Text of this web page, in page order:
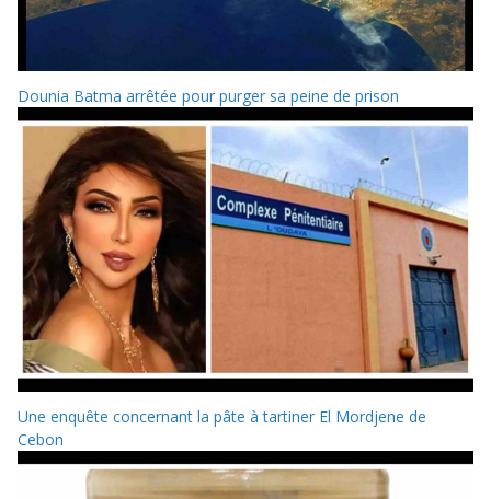
Dounia Batma arrêtée pour purger sa peine de prison
Une enquête concernant la pâte à tartiner El Mordjene de
Cebon